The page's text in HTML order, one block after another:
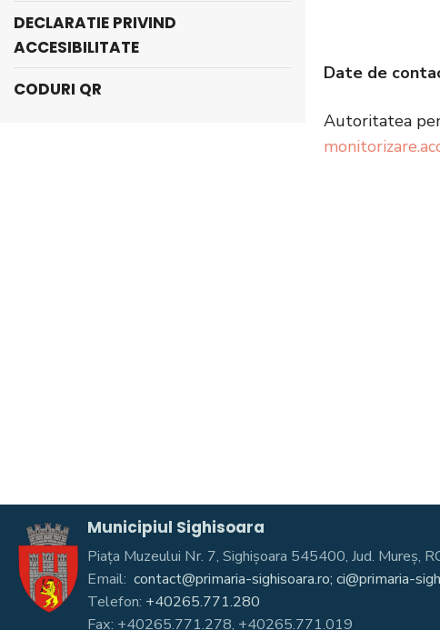
Date de
Autoritatea
DECLARATIE PRIVIND
ACCESIBILITATE
CODURI QR
Municipiul Sighisoara
Piața Muzeului Nr. 7, Sighişoara 545400, Jud. Mureş,
Email: contact@primaria-sighisoara.ro; ci@primaria-
Telefon: +40265.771.280
Fax: +40265.771.278, +40265.771.019